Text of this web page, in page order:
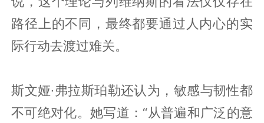
路径上的不同，最终都要通过人内心的实
际行动去渡过难关。
斯文娅·弗拉斯珀勒还认为，敏感与韧性都
不可绝对化。她写道：“从普遍和广泛的意